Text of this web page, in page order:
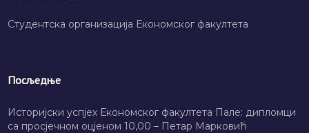
Студентска организација Економског факултета
Посљедње
Историјски успјех Економског факултета Пале: дипломци
са просјечном оцјеном 10,00 – Петар Марковић